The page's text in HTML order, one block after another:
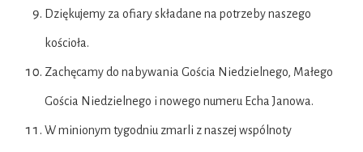
Dziękujemy za ofiary składane na potrzeby naszego
kościoła.
Zachęcamy do nabywania Gościa Niedzielnego, Małego
Gościa Niedzielnego i nowego numeru Echa Janowa.
W minionym tygodniu zmarli z naszej wspólnoty